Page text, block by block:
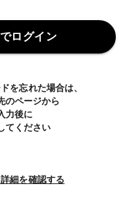
ログイン
を忘れた場合は、
のページから
力後に
てください
細を確認する